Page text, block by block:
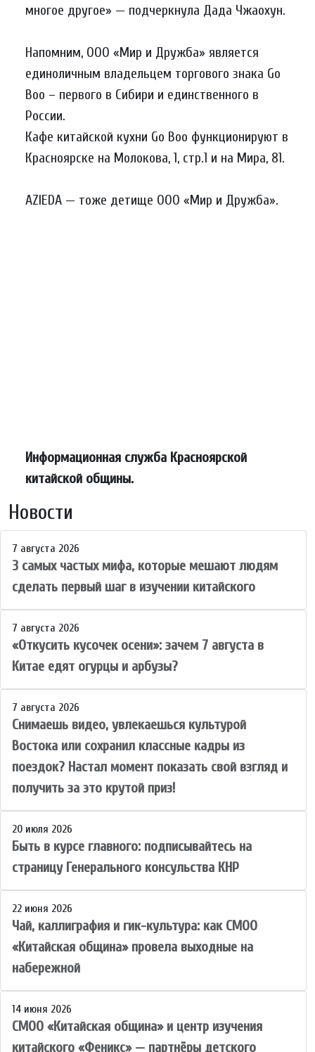
многое другое» — подчеркнула Дада Чжаохун.
Напомним, ООО «Мир и Дружба» является
единоличным владельцем торгового знака Go
Boo – первого в Сибири и единственного в
России.
Кафе китайской кухни Go Boo функционируют в
Красноярске на Молокова, 1, стр.1 и на Мира, 81.
AZIEDA — тоже детище ООО «Мир и Дружба».
Информационная служба Красноярской
китайской общины.
Новости
7 августа 2026
3 самых частых мифа, которые мешают людям
сделать первый шаг в изучении китайского
7 августа 2026
«Откусить кусочек осени»: зачем 7 августа в
Китае едят огурцы и арбузы?
7 августа 2026
Снимаешь видео, увлекаешься культурой
Востока или сохранил классные кадры из
поездок? Настал момент показать свой взгляд и
получить за это крутой приз!
20 июля 2026
Быть в курсе главного: подписывайтесь на
страницу Генерального консульства КНР
22 июня 2026
Чай, каллиграфия и гик-культура: как СМОО
«Китайская община» провела выходные на
набережной
14 июня 2026
СМОО «Китайская община» и центр изучения
китайского «Феникс» — партнёры детского